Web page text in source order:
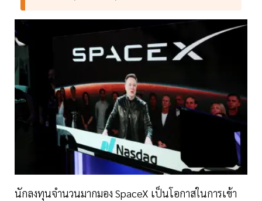
นักลงทุนจำนวนมากมอง SpaceX เป็นโอกาสในการเข้า